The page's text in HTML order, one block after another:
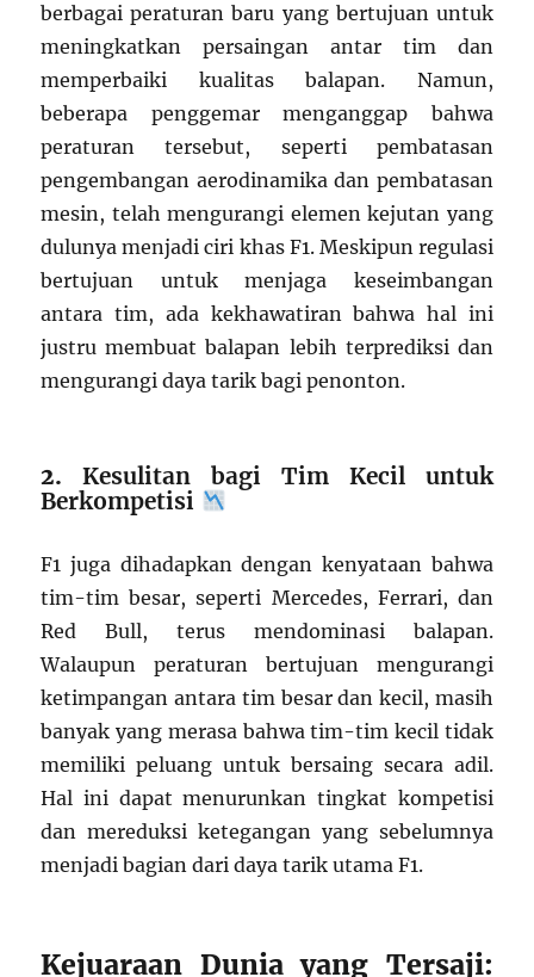
berbagai peraturan baru yang bertujuan untuk
meningkatkan persaingan antar tim dan
memperbaiki kualitas balapan. Namun,
beberapa penggemar menganggap bahwa
peraturan tersebut, seperti pembatasan
pengembangan aerodinamika dan pembatasan
mesin, telah mengurangi elemen kejutan yang
dulunya menjadi ciri khas F1. Meskipun regulasi
bertujuan untuk menjaga keseimbangan
antara tim, ada kekhawatiran bahwa hal ini
justru membuat balapan lebih terprediksi dan
mengurangi daya tarik bagi penonton.
2.Kesulitan bagi Tim Kecil untuk
Berkompetisi
F1 juga dihadapkan dengan kenyataan bahwa
tim-tim besar, seperti Mercedes, Ferrari, dan
Red Bull, terus mendominasi balapan.
Walaupun peraturan bertujuan mengurangi
ketimpangan antara tim besar dan kecil, masih
banyak yang merasa bahwa tim-tim kecil tidak
memiliki peluang untuk bersaing secara adil.
Hal ini dapat menurunkan tingkat kompetisi
dan mereduksi ketegangan yang sebelumnya
menjadi bagian dari daya tarik utama F1.
Kejuaraan Dunia yang Tersaji: